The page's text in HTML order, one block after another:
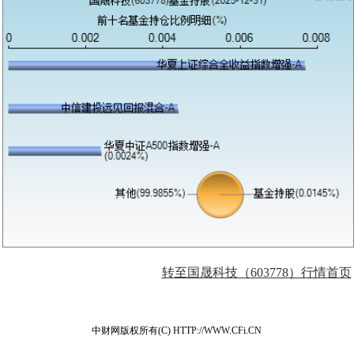
转至国晟科技（603778）行情首页
中财网版权所有(C) HTTP://WWW.CFi.CN